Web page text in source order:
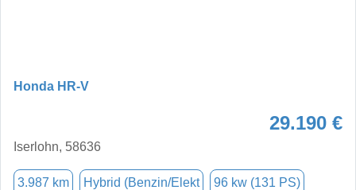
Honda HR-V
29.190 €
Iserlohn, 58636
3.987 km Hybrid (Benzin/Elekt 96 kw (131 PS)